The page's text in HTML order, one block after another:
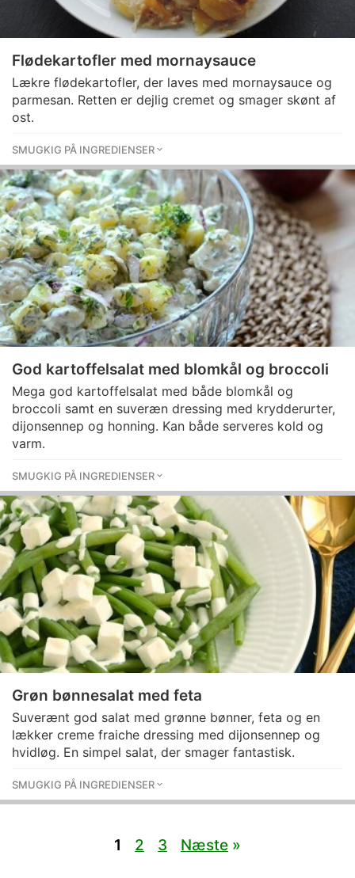
Flødekartofler med mornaysauce
Lækre flødekartofler, der laves med mornaysauce og
parmesan. Retten er dejlig cremet og smager skønt af
ost.
SMUGKIG PÅ INGREDIENSER
God kartoffelsalat med blomkål og broccoli
Mega god kartoffelsalat med både blomkål og
broccoli samt en suveræn dressing med krydderurter,
dijonsennep og honning. Kan både serveres kold og
varm.
SMUGKIG PÅ INGREDIENSER
Grøn bønnesalat med feta
Suverænt god salat med grønne bønner, feta og en
lækker creme fraiche dressing med dijonsennep og
hvidløg. En simpel salat, der smager fantastisk.
SMUGKIG PÅ INGREDIENSER
1 2 3 Næste »